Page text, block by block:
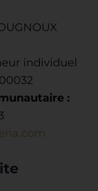
individuel
: